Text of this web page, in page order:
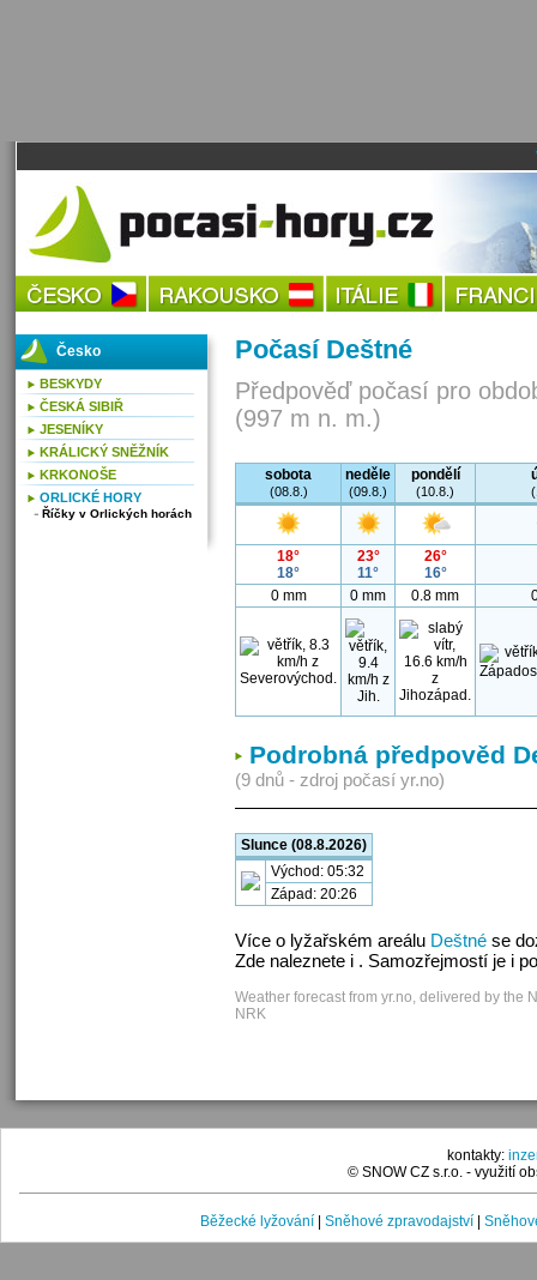
Počasí Deštné
Předpověď počasí pro
(997 m n. m.)
sobota
(08.8.)
neděle
(09.8.)
pondělí
(10.8.)
18°
18°
23°
11°
26°
16°
0 mm
0 mm 0.8 mm
Podrobná předpověd
(9 dnů - zdroj počasí yr.no)
Slunce (08.8.2026)
Východ: 05:32
Západ: 20:26
Více o lyžařském areálu Deštné se
Zde naleznete i . Samozřejmostí je i
Weather forecast from yr.no, delivered by the
NRK
Česko
BESKYDY
ČESKÁ SIBIŘ
JESENÍKY
KRÁLICKÝ SNĚŽNÍK
KRKONOŠE
ORLICKÉ HORY
Říčky v Orlických horách
kontakty:
© SNOW CZ s.r.o. - využití
Běžecké lyžování Sněhové zpravodajství